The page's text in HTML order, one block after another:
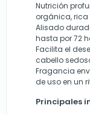
Nutrición
orgánica, rica
Alisado
hasta por 72
Facilita el
cabello
Fragancia
de uso en un
Principales